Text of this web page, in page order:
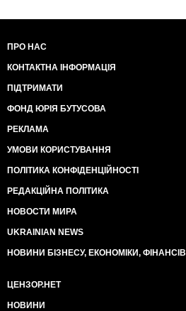
ПРО НАС
КОНТАКТНА ІНФОРМАЦІЯ
ПІДТРИМАТИ
ФОНД ЮРІЯ БУТУСОВА
РЕКЛАМА
УМОВИ КОРИСТУВАННЯ
ПОЛІТИКА КОНФІДЕНЦІЙНОСТІ
РЕДАКЦІЙНА ПОЛІТИКА
НОВОСТИ МИРА
UKRAINIAN NEWS
НОВИНИ БІЗНЕСУ, ЕКОНОМІКИ, ФІНАНСІВ
ЦЕНЗОР.НЕТ
НОВИНИ